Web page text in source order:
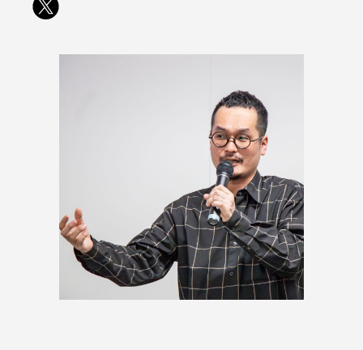
大学院
入試情報